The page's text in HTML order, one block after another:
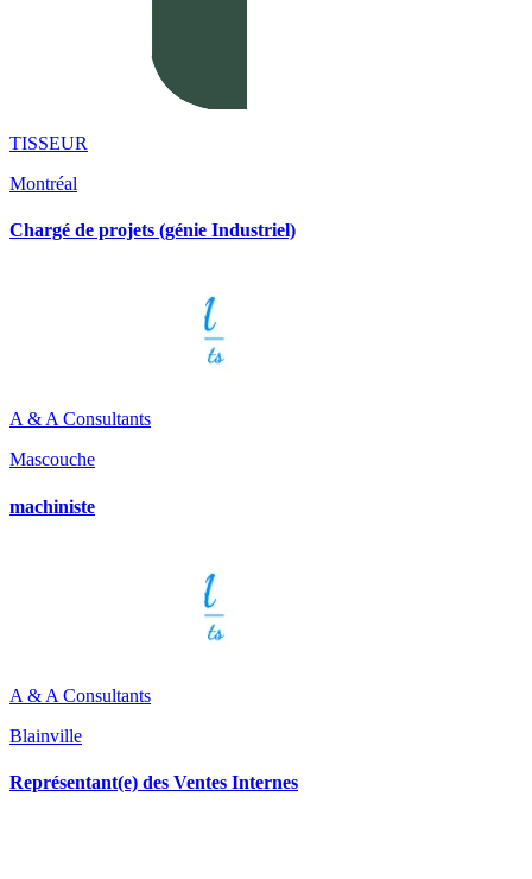
TISSEUR
Montréal
Chargé de projets (génie Industriel)
A & A Consultants
Mascouche
machiniste
A & A Consultants
Blainville
Représentant(e) des Ventes Internes